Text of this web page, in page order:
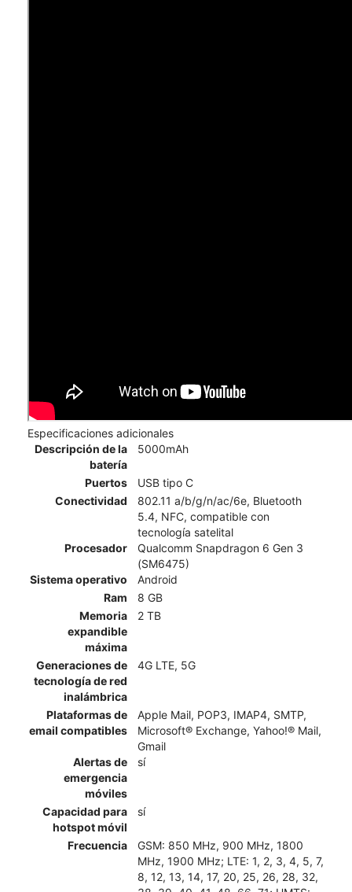
Especificaciones adicionales
Descripción de la
batería
5000mAh
Puertos
USB tipo C
Conectividad
802.11 a/b/g/n/ac/6e, Bluetooth
5.4, NFC, compatible con
tecnología satelital
Procesador
Qualcomm Snapdragon 6 Gen 3
(SM6475)
Sistema operativo
Android
Ram
8 GB
Memoria
expandible
máxima
2 TB
Generaciones de
tecnología de red
inalámbrica
4G LTE, 5G
Plataformas de
email compatibles
Apple Mail, POP3, IMAP4, SMTP,
Microsoft® Exchange, Yahoo!® Mail,
Gmail
Alertas de
emergencia
móviles
sí
Capacidad para
hotspot móvil
sí
Frecuencia
GSM: 850 MHz, 900 MHz, 1800
MHz, 1900 MHz; LTE: 1, 2, 3, 4, 5, 7,
8, 12, 13, 14, 17, 20, 25, 26, 28, 32,